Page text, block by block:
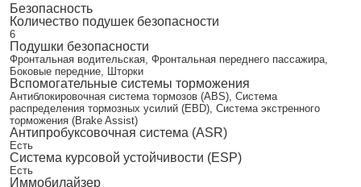
Безопасность
Количество подушек безопасности
6
Подушки безопасности
Фронтальная водительская, Фронтальная переднего пассажира,
Боковые передние, Шторки
Вспомогательные системы торможения
Антиблокировочная система тормозов (ABS), Система
распределения тормозных усилий (EBD), Система экстренного
торможения (Brake Assist)
Антипробуксовочная система (ASR)
Есть
Система курсовой устойчивости (ESP)
Есть
Иммобилайзер